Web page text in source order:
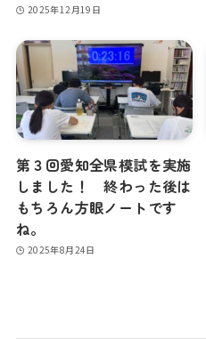
2025年12月19日
第３回愛知全県模試を実施
しました！ 終わった後は
もちろん方眼ノートです
ね。
2025年8月24日